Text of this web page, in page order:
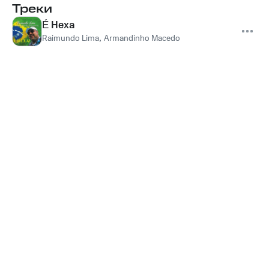
Треки
É Hexa
Raimundo Lima, Armandinho Macedo